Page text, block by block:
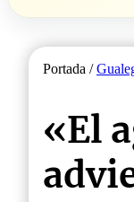
Portada /
«El